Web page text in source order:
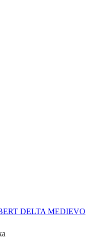
DELTA MEDIEVO